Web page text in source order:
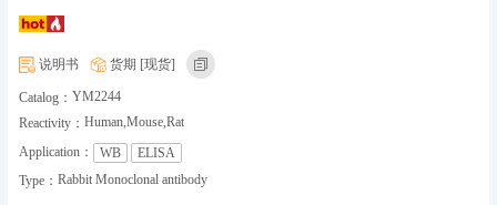
说明书 货期 [现货]
Catalog： YM2244
Reactivity： Human,Mouse,Rat
Application：
WB
ELISA
Type： Rabbit Monoclonal antibody